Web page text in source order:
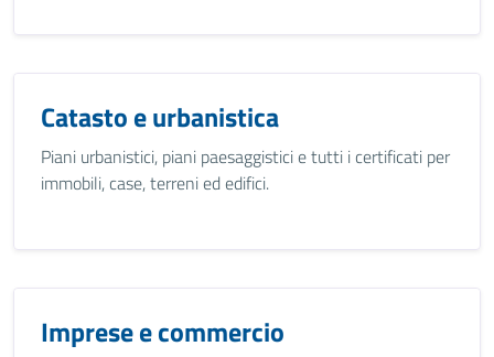
Catasto e urbanistica
Piani urbanistici, piani paesaggistici e tutti i certificati per
immobili, case, terreni ed edifici.
Imprese e commercio